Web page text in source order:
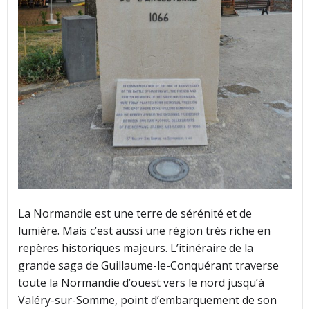
La Normandie est une terre de sérénité et de
lumière. Mais c’est aussi une région très riche en
repères historiques majeurs. L’itinéraire de la
grande saga de Guillaume-le-Conquérant traverse
toute la Normandie d’ouest vers le nord jusqu’à
Valéry-sur-Somme, point d’embarquement de son